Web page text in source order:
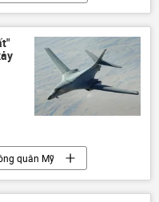
quân Mỹ
hành trình